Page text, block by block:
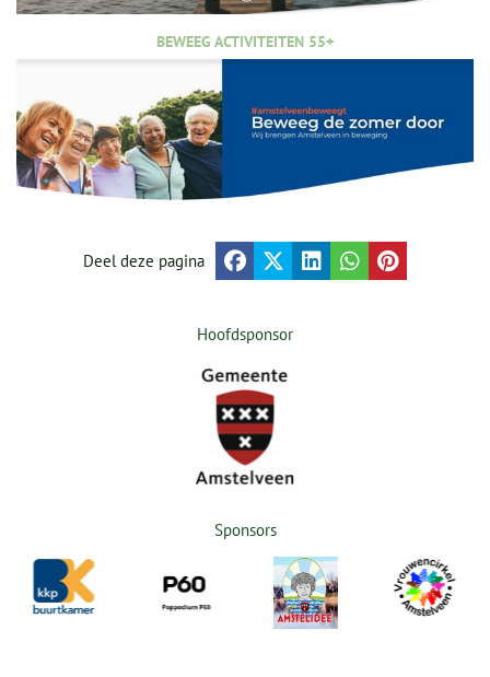
BEWEEG ACTIVITEITEN 55+
Deel deze pagina
Hoofdsponsor
Sponsors